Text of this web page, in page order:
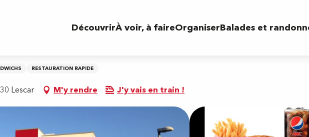
DécouvrirÀ voir, à faireOrganiserBalades et
RESTAURATION RAPIDE
Lescar M'y rendre J'y vais en train !